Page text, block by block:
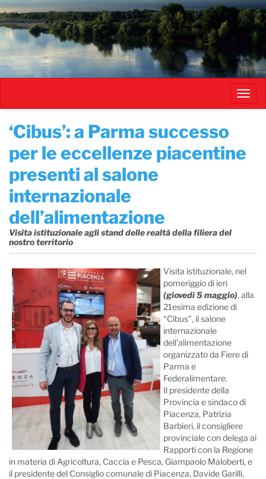
Salta
al
contenuto
principale
​‘Cibus’: a Parma successo
per le eccellenze piacentine
presenti al salone
internazionale
dell’alimentazione
Visita istituzionale agli stand delle realtà della filiera del
nostro territorio
Visita istituzionale, nel
pomeriggio di ieri
(giovedì 5 maggio), alla
21esima edizione di
“Cibus”, il salone
internazionale
dell’alimentazione
organizzato da Fiere di
Parma e
Federalimentare.
Il presidente della
Provincia e sindaco di
Piacenza, Patrizia
Barbieri, il consigliere
provinciale con delega ai
Rapporti con la Regione
in materia di Agricoltura, Caccia e Pesca, Giampaolo Maloberti, e
il presidente del Consiglio comunale di Piacenza, Davide Garilli,